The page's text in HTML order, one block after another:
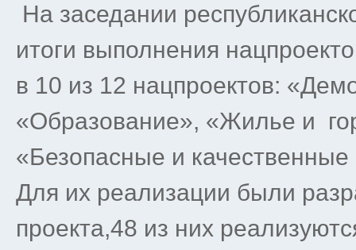
На заседании
итоги выполнения
в 10 из 12 нацпроектов:
«Образование», «Жилье и
«Безопасные и
Для их реализации были
проекта,48 из них